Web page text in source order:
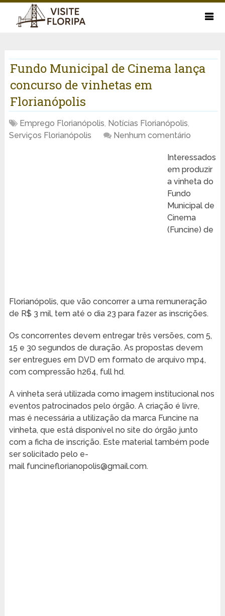
Fundo Municipal de Cinema lança
concurso de vinhetas em
Florianópolis
Emprego Florianópolis, Notícias Florianópolis,
Serviços Florianópolis
Nenhum comentário
Interessados
em produzir
a vinheta do
Fundo
Municipal de
Cinema
(Funcine) de
Florianópolis, que vão concorrer a uma remuneração
de R$ 3 mil, tem até o dia 23 para fazer as inscrições.
Os concorrentes devem entregar três versões, com 5,
15 e 30 segundos de duração. As propostas devem
ser entregues em DVD em formato de arquivo mp4,
com compressão h264, full hd.
A vinheta será utilizada como imagem institucional nos
eventos patrocinados pelo órgão. A criação é livre,
mas é necessária a utilização da marca Funcine na
vinheta, que está disponível no site do órgão junto
com a ficha de inscrição. Este material também pode
ser solicitado pelo e-
mail funcineflorianopolis@gmail.com.